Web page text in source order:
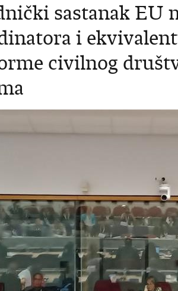
sastanak EU
i
civilnog